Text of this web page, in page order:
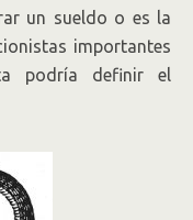
un sueldo o es la
importantes
podría definir el